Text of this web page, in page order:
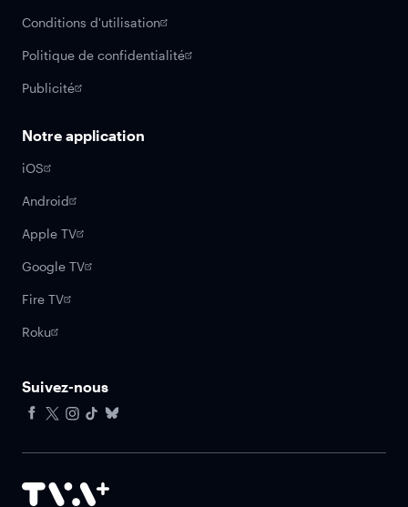
Conditions d'utilisation
Politique de confidentialité
Publicité
Notre application
iOS
Android
Apple TV
Google TV
Fire TV
Roku
Suivez-nous